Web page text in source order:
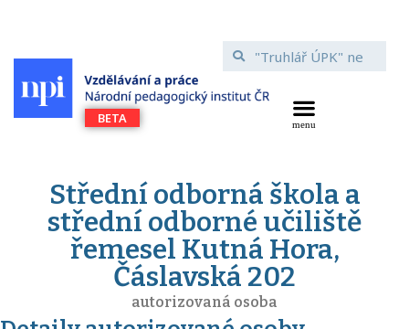
Střední odborná škola a
střední odborné učiliště
řemesel Kutná Hora,
Čáslavská 202
autorizovaná osoba